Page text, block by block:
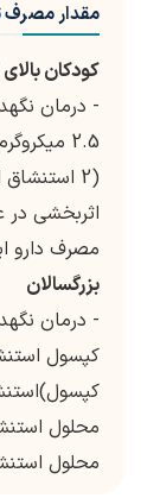
مقدار مصرف
کودکان بالای 12 سال
- درمان
2.5
مصرف دارو
بزرگسالان
- درمان
محلول